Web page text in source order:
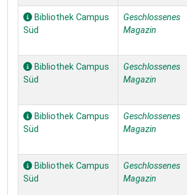
Bibliothek Campus
Süd
Geschlossenes
Magazin
Bibliothek Campus
Süd
Geschlossenes
Magazin
Bibliothek Campus
Süd
Geschlossenes
Magazin
Bibliothek Campus
Süd
Geschlossenes
Magazin